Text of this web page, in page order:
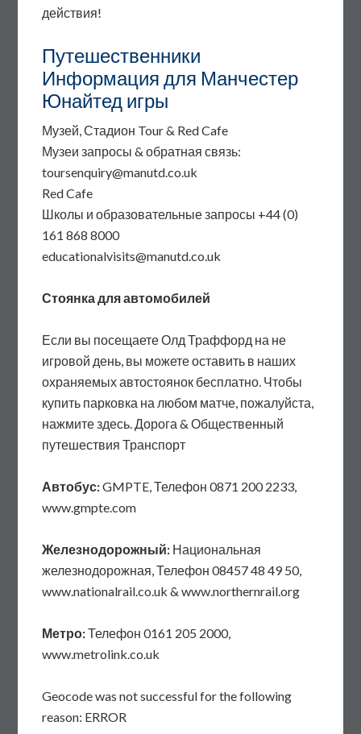
действия!
Путешественники
Информация для Манчестер
Юнайтед игры
Музей, Стадион Tour & Red Cafe
Музеи запросы & обратная связь:
toursenquiry@manutd.co.uk
Red Cafe
Школы и образовательные запросы +44 (0)
161 868 8000
educationalvisits@manutd.co.uk
Стоянка для автомобилей
Если вы посещаете Олд Траффорд на не
игровой день, вы можете оставить в наших
охраняемых автостоянок бесплатно. Чтобы
купить парковка на любом матче, пожалуйста,
нажмите здесь. Дорога & Общественный
путешествия Транспорт
Автобус:GMPTE, Телефон 0871 200 2233,
www.gmpte.com
Железнодорожный: Национальная
железнодорожная, Телефон 08457 48 49 50,
www.nationalrail.co.uk & www.northernrail.org
Метро:Телефон 0161 205 2000,
www.metrolink.co.uk
Geocode was not successful for the following
reason: ERROR